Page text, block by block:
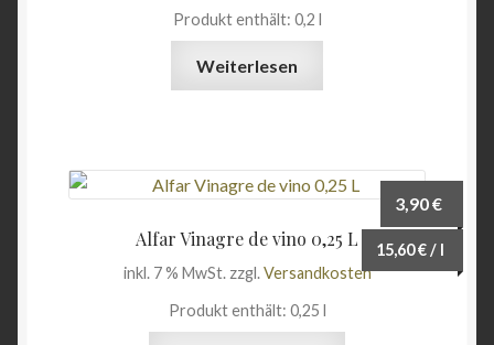
Produkt enthält: 0,2 l
Weiterlesen
Alfar Vinagre de vino 0,25 L
3,90€
15,60€/ l
inkl. 7 % MwSt. zzgl.Versandkosten
Produkt enthält: 0,25 l